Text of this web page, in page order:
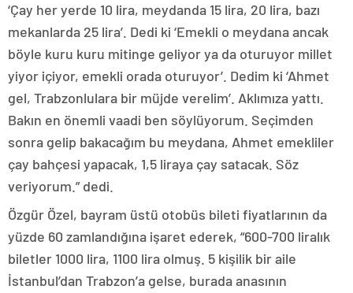
‘Çay her yerde 10 lira, meydanda 15 lira, 20 lira, bazı
mekanlarda 25 lira’. Dedi ki ‘Emekli o meydana ancak
böyle kuru kuru mitinge geliyor ya da oturuyor millet
yiyor içiyor, emekli orada oturuyor’. Dedim ki ‘Ahmet
gel, Trabzonlulara bir müjde verelim’. Aklımıza yattı.
Bakın en önemli vaadi ben söylüyorum. Seçimden
sonra gelip bakacağım bu meydana, Ahmet emekliler
çay bahçesi yapacak, 1,5 liraya çay satacak. Söz
veriyorum.” dedi.
Özgür Özel, bayram üstü otobüs bileti fiyatlarının da
yüzde 60 zamlandığına işaret ederek, “600-700 liralık
biletler 1000 lira, 1100 lira olmuş. 5 kişilik bir aile
İstanbul’dan Trabzon’a gelse, burada anasının